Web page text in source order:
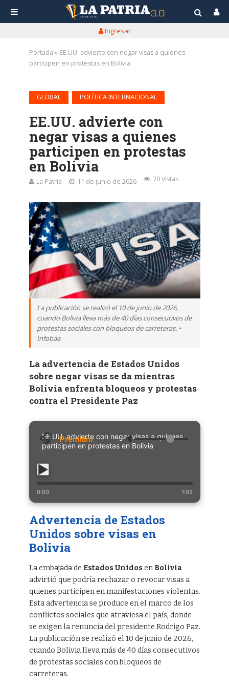
Ingresar
Portada » EE.UU. advierte con negar visas a quienes
participen en protestas en Bolivia
GLOBAL POLÍTICA INTERNACIONAL
EE.UU. advierte con
negar visas a quienes
participen en protestas
en Bolivia
La Patria 11 de junio de 2026 70 Vistas
La publicación se realizó el 10 de junio de 2026,
cuando Bolivia lleva más de 40 días consecutivos de
protestas sociales con bloqueos de carreteras. •
Infobae
La advertencia de Estados Unidos
sobre negar visas se da mientras
Bolivia enfrenta bloqueos y protestas
contra el Presidente Paz
EE.UU. advierte con negar visas a quienes
participen en protestas en Bolivia
🔈
0:00 1:03
Advertencia de Estados
Unidos sobre visas en
Bolivia
La embajada de Estados Unidos en Bolivia
advirtió que podría rechazar o revocar visas a
quienes participen en manifestaciones violentas.
Esta advertencia se produce en el marco de los
conflictos sociales que atraviesa el país, donde
se exigen la renuncia del presidente Rodrigo Paz.
La publicación se realizó el 10 de junio de 2026,
cuando Bolivia lleva más de 40 días consecutivos
de protestas sociales con bloqueos de
carreteras.